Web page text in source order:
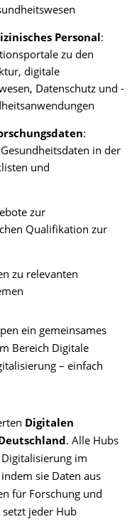
Personal :
zu den
digitale
Datenschutz und -
:
in der
und
zur
Qualifikation zur
zu relevanten
ein gemeinsames
Bereich Digitale
– einfach
Digitalen
. Alle Hubs
im
sie Daten aus
für Forschung und
setzt jeder Hub